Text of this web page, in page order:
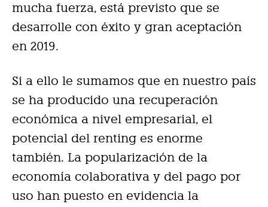
mucha fuerza, está previsto que se
desarrolle con éxito y gran aceptación
en 2019.
Si a ello le sumamos que en nuestro país
se ha producido una recuperación
económica a nivel empresarial, el
potencial del renting es enorme
también. La popularización de la
economía colaborativa y del pago por
uso han puesto en evidencia la